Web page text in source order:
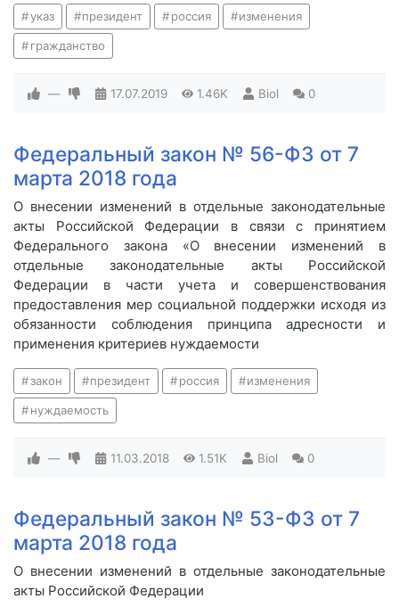
указ президент россия изменения
гражданство
— 17.07.2019 1.46K Biol 0
Федеральный закон № 56-ФЗ от 7
марта 2018 года
О внесении изменений в отдельные законодательные
акты Российской Федерации в связи с принятием
Федерального закона «О внесении изменений в
отдельные законодательные акты Российской
Федерации в части учета и совершенствования
предоставления мер социальной поддержки исходя из
обязанности соблюдения принципа адресности и
применения критериев нуждаемости
закон президент россия изменения
нуждаемость
— 11.03.2018 1.51K Biol 0
Федеральный закон № 53-ФЗ от 7
марта 2018 года
О внесении изменений в отдельные законодательные
акты Российской Федерации